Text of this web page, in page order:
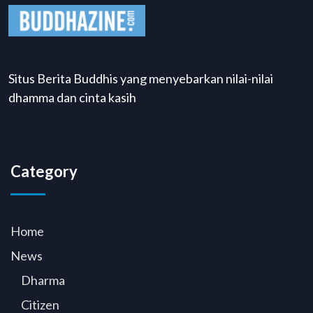
Situs Berita Buddhis yang menyebarkan nilai-nilai
dhamma dan cinta kasih
Category
Home
News
Dharma
Citizen